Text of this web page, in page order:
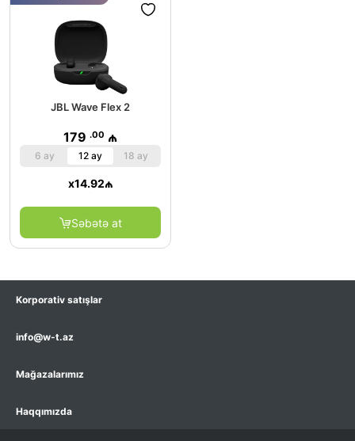
JBL Wave Flex 2
179 .00 ₼
6 ay 12 ay 18 ay
x14.92₼
Səbətə at
Korporativ satışlar
info@w-t.az
Mağazalarımız
Haqqımızda